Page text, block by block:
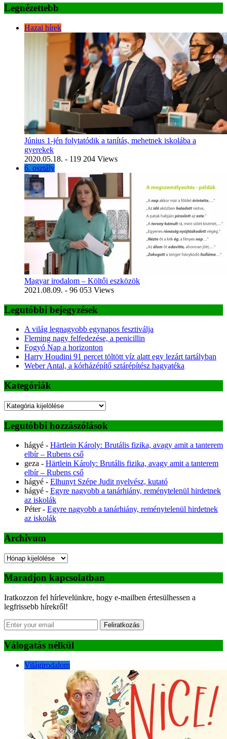
Legnézettebb
Hazai hírek
Június 1-jén folytatódik a tanítás, mehetnek iskolába a
gyerekek
2020.05.18. - 119 204 Views
6. osztály
Magyar irodalom – Költői eszközök
2021.08.09. - 96 053 Views
Legutóbbi bejegyzések
A világ legnagyobb egynapos fesztiválja
Fleming nagy felfedezése, a penicillin
Fogyó Nap a horizonton
Harry Houdini 91 percet töltött víz alatt egy lezárt tartályban
Weber Antal, a kórházépítő sztárépítész hagyatéka
Kategóriák
Kategóriák
Legutóbbi hozzászólások
hágyé - Härtlein Károly: Brutális fizika, avagy amit a tanterem
elbír – Rubens cső
geza - Härtlein Károly: Brutális fizika, avagy amit a tanterem
elbír – Rubens cső
hágyé - Elhunyt Szépe Judit nyelvész, kutató
hágyé - Egyre nagyobb a tanárhiány, reménytelenül hirdetnek
az iskolák
Péter- Egyre nagyobb a tanárhiány, reménytelenül hirdetnek
az iskolák
Archívum
Archívum
Maradjon kapcsolatban
Iratkozzon fel hírlevelünkre, hogy e-mailben értesülhessen a
legfrissebb hírekről!
Feliratkozás
Válogatás nélkül
Világirodalom